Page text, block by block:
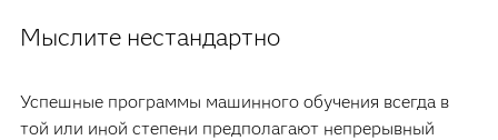
Мыслите нестандартно
Успешные программы машинного обучения всегда в
той или иной степени предполагают непрерывный